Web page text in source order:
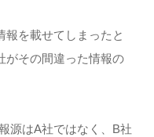
報を載せてしまったと
がその間違った情報の
源はA社ではなく、B社